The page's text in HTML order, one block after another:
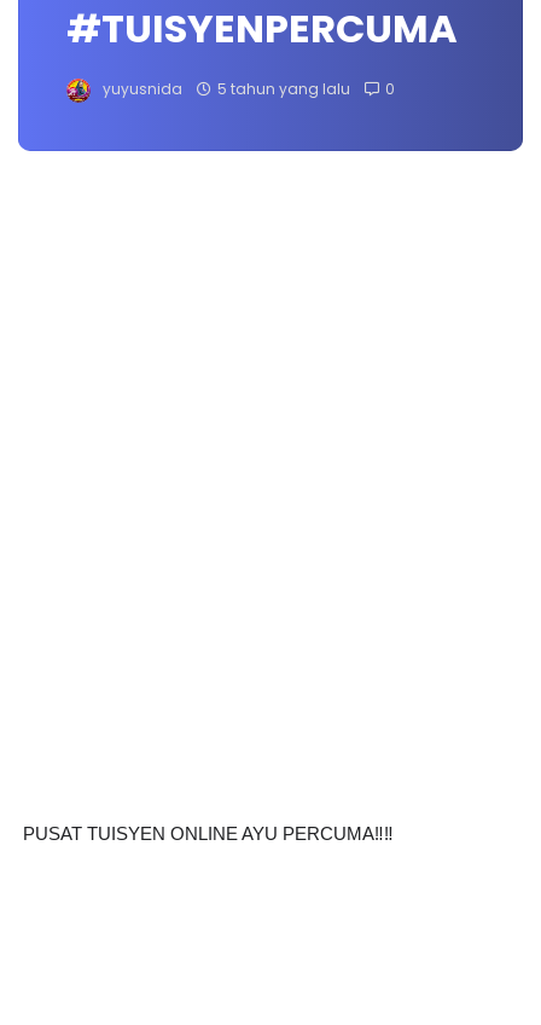
#TUISYENPERCUMA
yuyusnida 5 tahun yang lalu 0
PUSAT TUISYEN ONLINE AYU PERCUMA‼️‼️